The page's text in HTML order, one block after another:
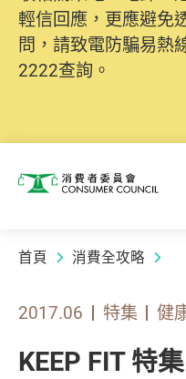
輕信回應，更應避免
問，請致電防騙易熱
2222查詢。
消費者委員會
首頁 消費全攻略
2017.06 特集 健
KEEP FIT 特集